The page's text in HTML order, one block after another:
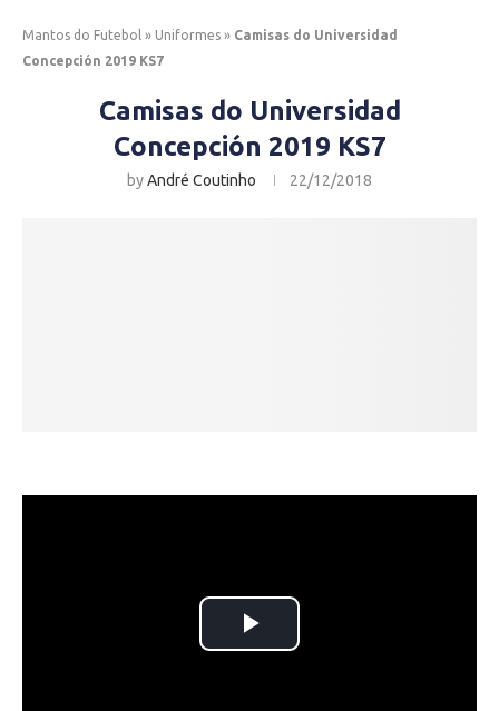
Mantos do Futebol » Uniformes » Camisas do Universidad
Concepción 2019 KS7
Camisas do Universidad
Concepción 2019 KS7
byAndré Coutinho 22/12/2018